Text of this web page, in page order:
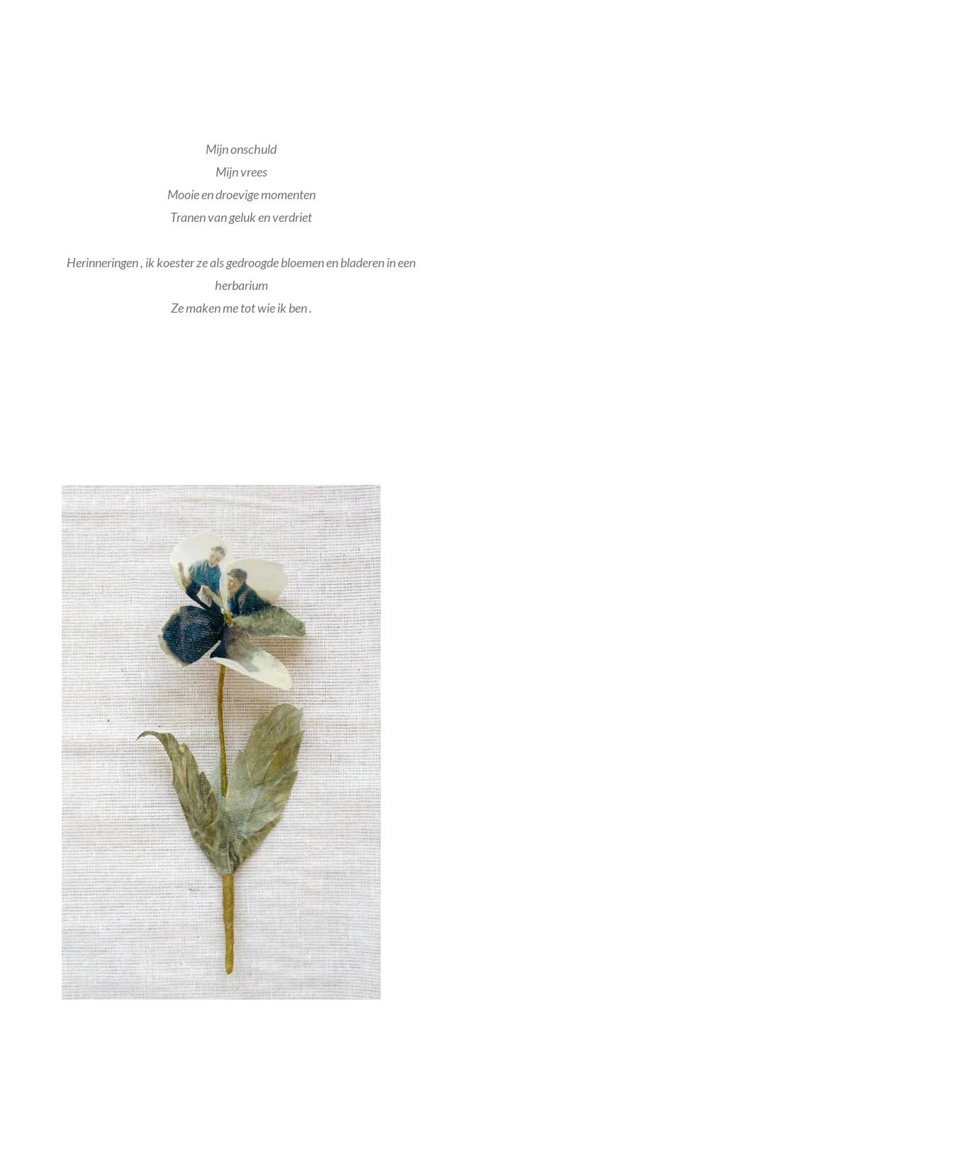
Mijn onschuld
Mijn vrees
Mooie en droevige momenten
Tranen van geluk en verdriet
Herinneringen , ik koester ze als gedroogde bloemen en bladeren in een
herbarium
Ze maken me tot wie ik ben .